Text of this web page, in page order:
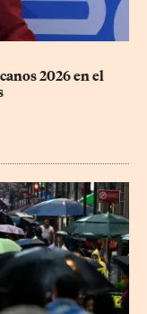
2026 en el